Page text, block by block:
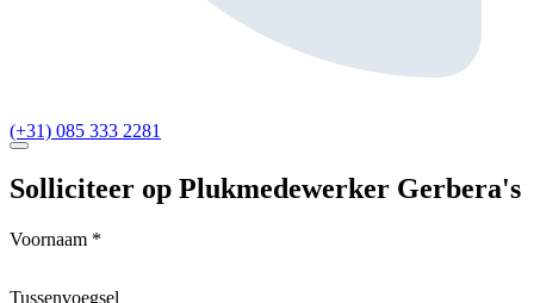
(+31) 085 333 2281
Solliciteer op Plukmedewerker Gerbera's
Voornaam *
Tussenvoegsel